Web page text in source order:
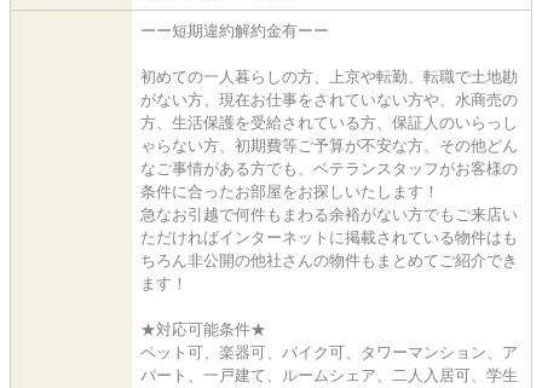
ーー短期違約解約金有ーー
初めての一人暮らしの方、上京や転勤、転職で土地勘
がない方、現在お仕事をされていない方や、水商売の
方、生活保護を受給されている方、保証人のいらっし
ゃらない方、初期費等ご予算が不安な方、その他どん
なご事情がある方でも、ベテランスタッフがお客様の
条件に合ったお部屋をお探しいたします！
急なお引越で何件もまわる余裕がない方でもご来店い
ただければインターネットに掲載されている物件はも
ちろん非公開の他社さんの物件もまとめてご紹介でき
ます！
★対応可能条件★
ペット可、楽器可、バイク可、タワーマンション、ア
パート、一戸建て、ルームシェア、二人入居可、学生